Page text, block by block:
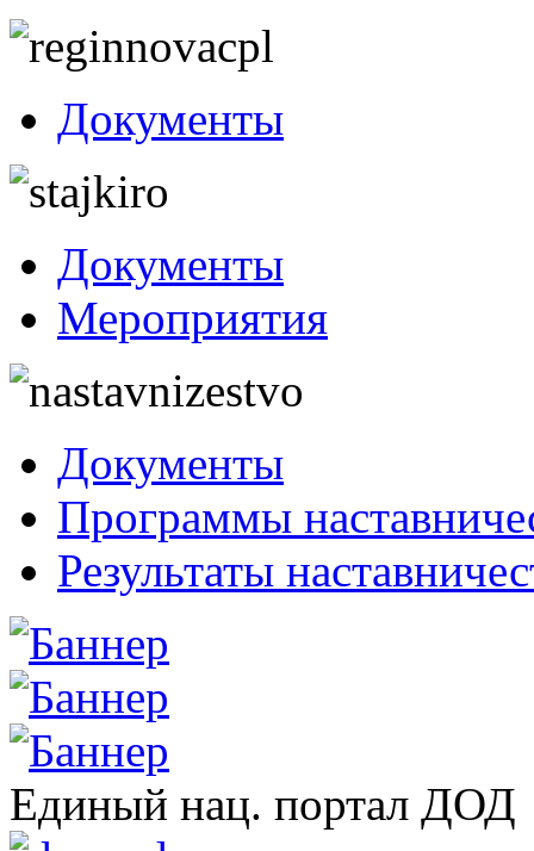
Документы
Документы
Мероприятия
Документы
Программы
Результаты
Единый нац. портал ДОД